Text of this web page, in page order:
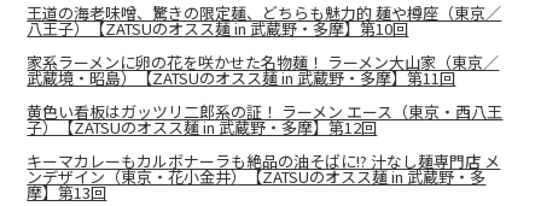
王道の海老味噌、驚きの限定麺、どちらも魅力的 麺や樽座（東京／
八王子）【ZATSUのオスス麺 in 武蔵野・多摩】第10回
家系ラーメンに卵の花を咲かせた名物麺！ ラーメン大山家（東京／
武蔵境・昭島）【ZATSUのオスス麺 in 武蔵野・多摩】第11回
黄色い看板はガッツリ二郎系の証！ ラーメン エース（東京・西八王
子）【ZATSUのオスス麺 in 武蔵野・多摩】第12回
キーマカレーもカルボナーラも絶品の油そばに!? 汁なし麺専門店 メ
ンデザイン（東京・花小金井）【ZATSUのオスス麺 in 武蔵野・多
摩】第13回